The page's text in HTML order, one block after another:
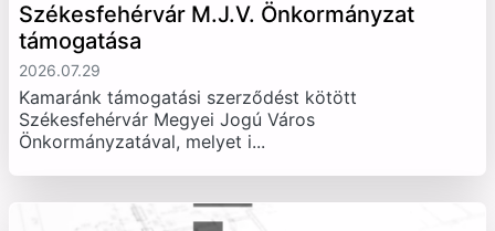
Székesfehérvár M.J.V. Önkormányzat
támogatása
2026.07.29
Kamaránk támogatási szerződést kötött
Székesfehérvár Megyei Jogú Város
Önkormányzatával, melyet i...